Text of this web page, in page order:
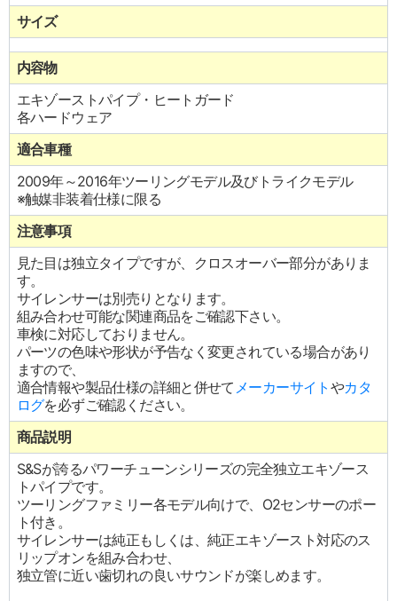
サイズ
内容物
エキゾーストパイプ・ヒートガード
各ハードウェア
適合車種
2009年～2016年ツーリングモデル及びトライクモデル
※触媒非装着仕様に限る
注意事項
見た目は独立タイプですが、クロスオーバー部分がありま
す。
サイレンサーは別売りとなります。
組み合わせ可能な関連商品をご確認下さい。
車検に対応しておりません。
パーツの色味や形状が予告なく変更されている場合があり
ますので、
適合情報や製品仕様の詳細と併せて メーカーサイト やカタ
ログを必ずご確認ください。
商品説明
S&Sが誇るパワーチューンシリーズの完全独立エキゾース
トパイプです。
ツーリングファミリー各モデル向けで、O2センサーのポー
ト付き。
サイレンサーは純正もしくは、純正エキゾースト対応のス
リップオンを組み合わせ、
独立管に近い歯切れの良いサウンドが楽しめます。